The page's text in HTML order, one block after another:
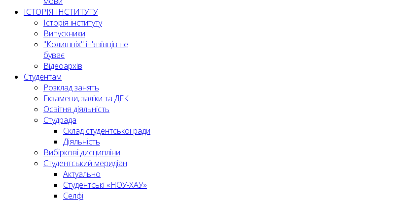
ІСТОРІЯ ІНСТИТУТУ
Історія інституту
Випускники
"Колишніх" ін'язівців не
буває
Відеоархів
Студентам
Розклад занять
Екзамени, заліки та ДЕК
Освітня діяльність
Студрада
Склад студентської ради
Діяльність
Вибіркові дисципліни
Студентський меридіан
Актуально
Студентські «НОУ-ХАУ»
Селфі